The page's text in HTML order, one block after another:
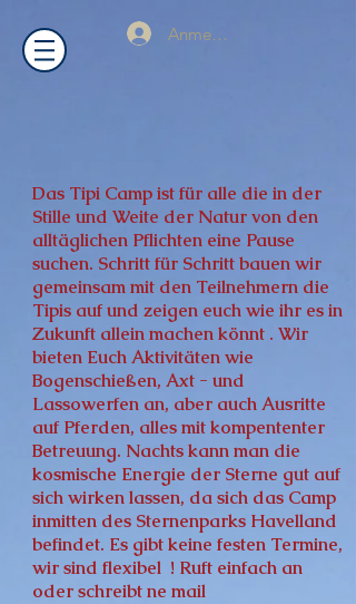
Anmelden
Das Tipi Camp ist für alle die in der
Stille und Weite der Natur von den
alltäglichen Pflichten eine Pause
suchen. Schritt für Schritt bauen wir
gemeinsam mit den Teilnehmern die
Tipis auf und zeigen euch wie ihr es in
Zukunft allein machen könnt . Wir
bieten Euch Aktivitäten wie
Bogenschießen, Axt - und
Lassowerfen an, aber auch Ausritte
auf Pferden, alles mit kompententer
Betreuung. Nachts kann man die
kosmische Energie der Sterne gut auf
sich wirken lassen, da sich das Camp
inmitten des Sternenparks Havelland
befindet. Es gibt keine festen Termine,
wir sind flexibel ! Ruft einfach an
oder schreibt ne mail